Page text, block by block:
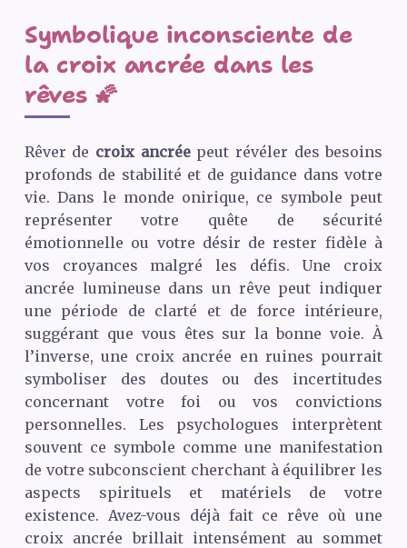
Symbolique inconsciente de
la croix ancrée dans les
rêves 🌠
Rêver de croix ancréepeut révéler des besoins
profonds de stabilité et de guidance dans votre
vie. Dans le monde onirique, ce symbole peut
représenter votre quête de sécurité
émotionnelle ou votre désir de rester fidèle à
vos croyances malgré les défis. Une croix
ancrée lumineuse dans un rêve peut indiquer
une période de clarté et de force intérieure,
suggérant que vous êtes sur la bonne voie. À
l’inverse, une croix ancrée en ruines pourrait
symboliser des doutes ou des incertitudes
concernant votre foi ou vos convictions
personnelles. Les psychologues interprètent
souvent ce symbole comme une manifestation
de votre subconscient cherchant à équilibrer les
aspects spirituels et matériels de votre
existence. Avez-vous déjà fait ce rêve où une
croix ancrée brillait intensément au sommet